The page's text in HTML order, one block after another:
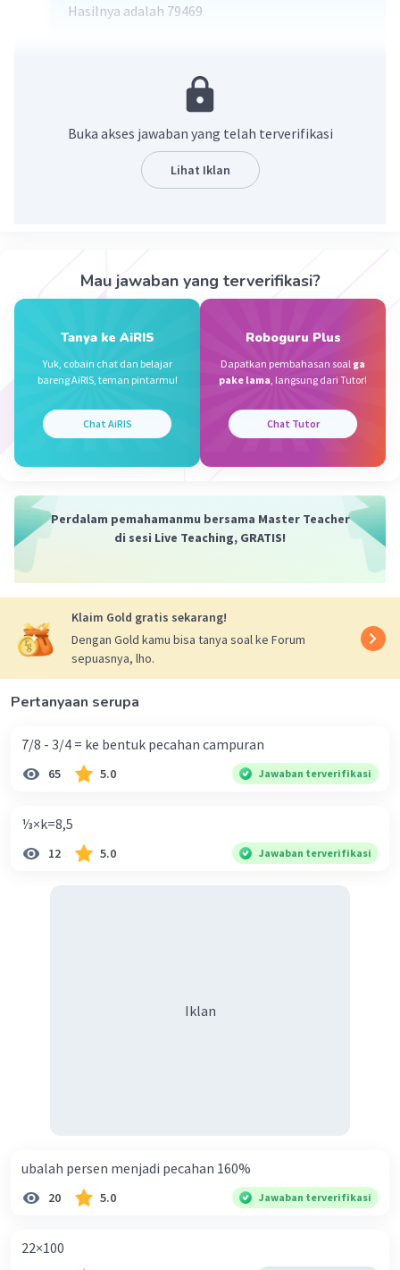
Hasilnya adalah 79469
78910
Ika D Level 95
14 Desember 2023 18:56
113+446+78910=
Beri Rating·0.0(0) Balas
Buka akses jawaban yang telah terverifikasi
Lihat Iklan
Mau jawaban yang terverifikasi?
Tanya ke AiRIS
Yuk, cobain chat dan belajar
bareng AiRIS, teman pintarmu!
Chat AiRIS
Roboguru Plus
Dapatkan pembahasan soal ga
pake lama, langsung dari Tutor!
Chat Tutor
Perdalam pemahamanmu bersama Master Teacher
di sesi Live Teaching, GRATIS!
Klaim Gold gratis sekarang!
Dengan Gold kamu bisa tanya soal ke Forum
sepuasnya, lho.
Pertanyaan serupa
7/8 - 3/4 = ke bentuk pecahan campuran
65 5.0 Jawaban terverifikasi
⅓×k=8,5
12 5.0 Jawaban terverifikasi
Iklan
ubalah persen menjadi pecahan 160%
20 5.0 Jawaban terverifikasi
22×100